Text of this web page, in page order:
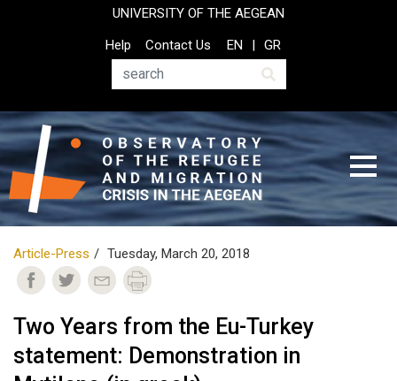
UNIVERSITY OF THE AEGEAN
Top
Header
Help
Contact Us
Search
EN GR
Article-Press Tuesday, March 20, 2018
Two Years from the Eu-Turkey
statement: Demonstration in